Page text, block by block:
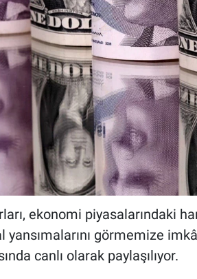
ekonomi piyasalarındaki
yansımalarını görmemize
canlı olarak paylaşılıyor.